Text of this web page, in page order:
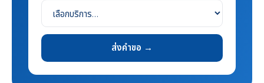
ส่งคำขอ →